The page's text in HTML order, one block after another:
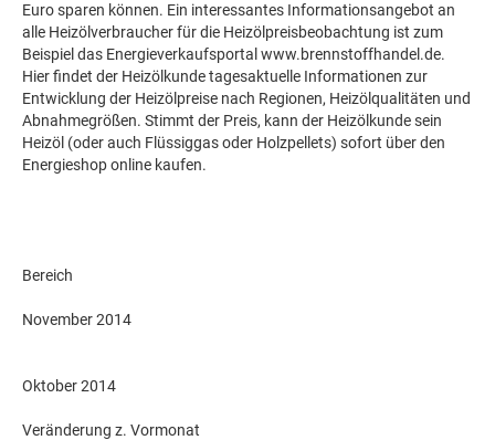
Euro sparen können. Ein interessantes Informationsangebot an
alle Heizölverbraucher für die Heizölpreisbeobachtung ist zum
Beispiel das Energieverkaufsportal www.brennstoffhandel.de.
Hier findet der Heizölkunde tagesaktuelle Informationen zur
Entwicklung der Heizölpreise nach Regionen, Heizölqualitäten und
Abnahmegrößen. Stimmt der Preis, kann der Heizölkunde sein
Heizöl (oder auch Flüssiggas oder Holzpellets) sofort über den
Energieshop online kaufen.
Bereich
November 2014
Oktober 2014
Veränderung z. Vormonat